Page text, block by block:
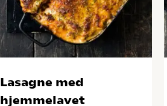
Lasagne med
hjemmelavet